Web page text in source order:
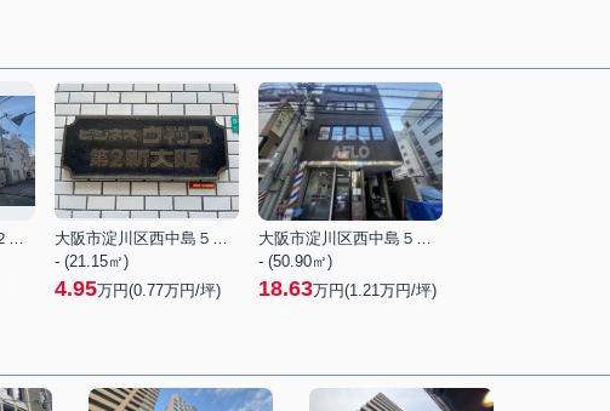
大阪市淀川区新北野２丁目
大阪市淀川区西中島５丁目
- (21.15㎡)
4.95万円(0.77万円/坪)
大阪市淀川区西中島５丁目
- (50.90㎡)
18.63万円(1.21万円/坪)